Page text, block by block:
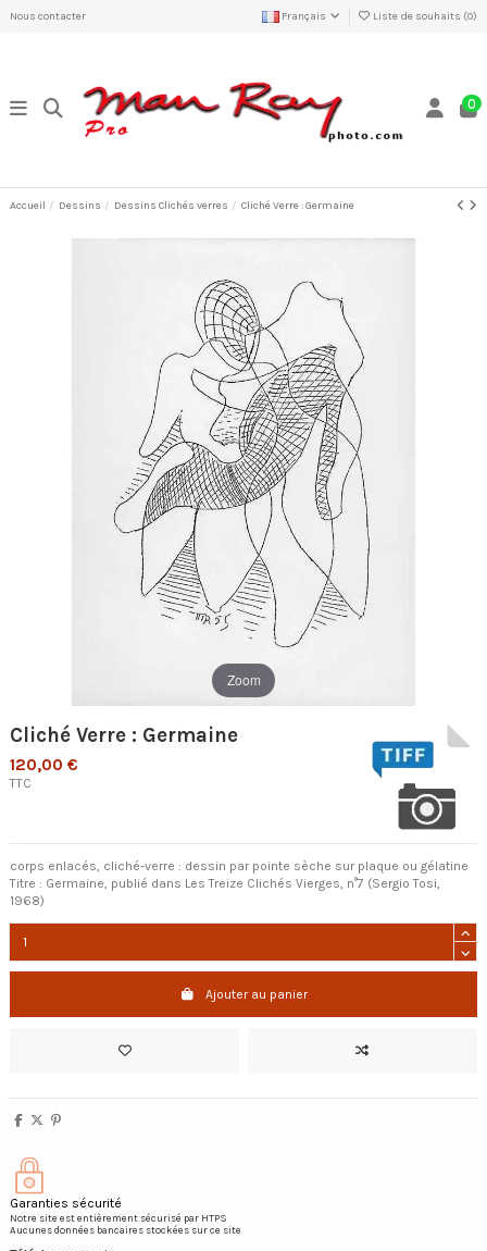
Nous contacter Français Liste de souhaits (0)
0
Accueil Dessins Dessins Clichés verres Cliché Verre : Germaine
Zoom
Cliché Verre : Germaine
120,00 €
TTC
corps enlacés, cliché-verre : dessin par pointe sèche sur plaque ou gélatine
Titre : Germaine, publié dans Les Treize Clichés Vierges, n°7 (Sergio Tosi,
1968)
Ajouter au panier
Garanties sécurité
Notre site est entièrement sécurisé par HTPS
Aucunes données bancaires stockées sur ce site